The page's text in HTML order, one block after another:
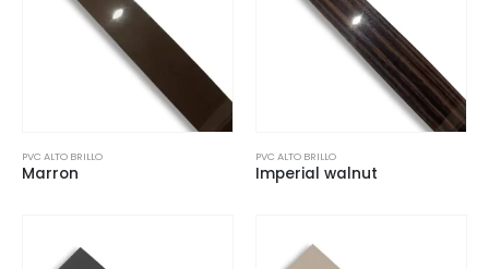
PVC ALTO BRILLO
Marron
PVC ALTO BRILLO
Imperial walnut